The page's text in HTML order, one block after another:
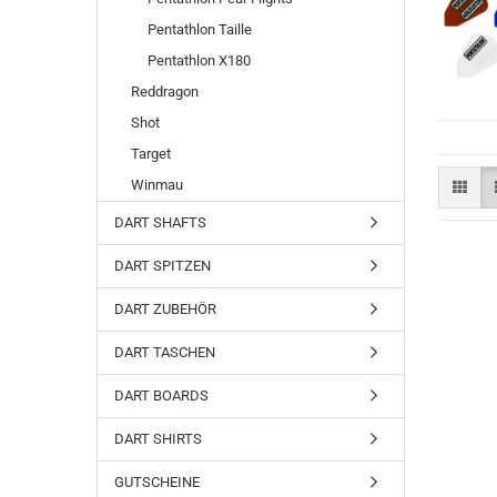
Pentathlon Taille
Pentathlon X180
Reddragon
Shot
Target
Winmau
DART SHAFTS
DART SPITZEN
DART ZUBEHÖR
DART TASCHEN
DART BOARDS
DART SHIRTS
GUTSCHEINE